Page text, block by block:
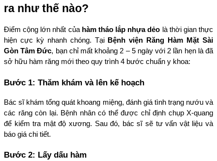
ra như thế nào?
Điểm cộng lớn nhất của hàm tháo lắp nhựa dẻo là thời gian thực
hiện cực kỳ nhanh chóng. Tại Bệnh viện Răng Hàm Mặt Sài
Gòn Tâm Đức, bạn chỉ mất khoảng 2 – 5 ngày với 2 lần hẹn là đã
sở hữu hàm răng mới theo quy trình 4 bước chuẩn y khoa:
Bước 1: Thăm khám và lên kế hoạch
Bác sĩ khám tổng quát khoang miệng, đánh giá tình trạng nướu và
các răng còn lại. Bệnh nhân có thể được chỉ định chụp X-quang
để kiểm tra mật độ xương. Sau đó, bác sĩ sẽ tư vấn vật liệu và
báo giá chi tiết.
Bước 2: Lấy dấu hàm